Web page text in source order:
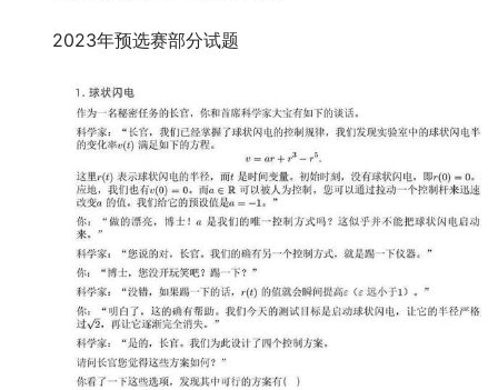
2023年预选赛部分试题